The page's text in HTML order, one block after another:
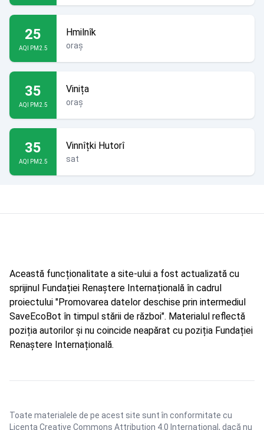
25
AQI PM2.5
Hmilnîk
oraș
35
AQI PM2.5
Vinița
oraș
35
AQI PM2.5
Vinnîțki Hutorî
sat
Această funcționalitate a site-ului a fost actualizată cu
sprijinul Fundației Renaștere Internațională în cadrul
proiectului "Promovarea datelor deschise prin intermediul
SaveEcoBot în timpul stării de război". Materialul reflectă
poziția autorilor și nu coincide neapărat cu poziția Fundației
Renaștere Internațională.
Toate materialele de pe acest site sunt în conformitate cu
Licența Creative Commons Attribution 4.0 International , dacă nu